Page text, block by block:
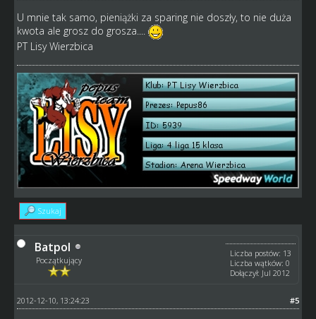
U mnie tak samo, pieniążki za sparing nie doszły, to nie duża
kwota ale grosz do grosza....
PT Lisy Wierzbica
Szukaj
Batpol
Początkujący
Liczba postów: 13
Liczba wątków: 0
Dołączył: Jul 2012
#5
2012-12-10, 13:24:23